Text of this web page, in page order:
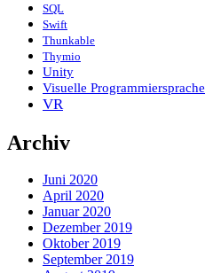
SQL
Swift
Thunkable
Thymio
Unity
Visuelle Programmiersprache
VR
Archiv
Juni 2020
April 2020
Januar 2020
Dezember 2019
Oktober 2019
September 2019